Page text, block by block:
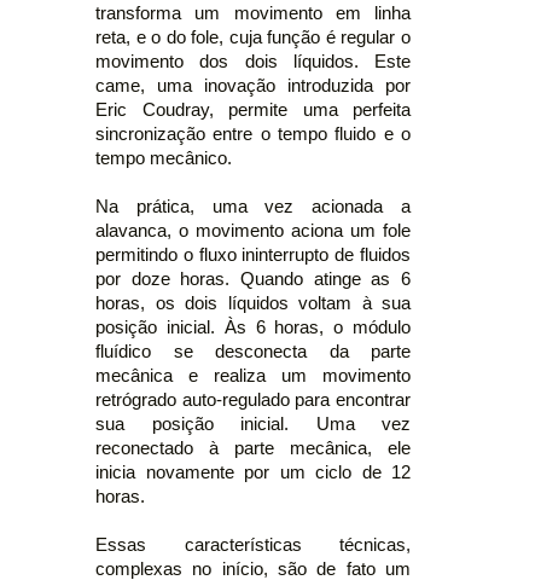
transforma um movimento em linha
reta, e o do fole, cuja função é regular o
movimento dos dois líquidos. Este
came, uma inovação introduzida por
Eric Coudray, permite uma perfeita
sincronização entre o tempo fluido e o
tempo mecânico.
Na prática, uma vez acionada a
alavanca, o movimento aciona um fole
permitindo o fluxo ininterrupto de fluidos
por doze horas. Quando atinge as 6
horas, os dois líquidos voltam à sua
posição inicial. Às 6 horas, o módulo
fluídico se desconecta da parte
mecânica e realiza um movimento
retrógrado auto-regulado para encontrar
sua posição inicial. Uma vez
reconectado à parte mecânica, ele
inicia novamente por um ciclo de 12
horas.
Essas características técnicas,
complexas no início, são de fato um